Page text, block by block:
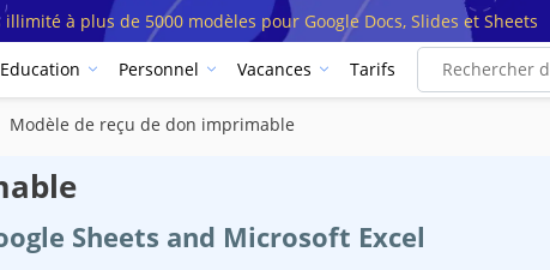
à plus de 5000 modèles pour Google Docs, Slides et Sheets
Education Personnel Vacances Tarifs
Modèle de reçu de don imprimable
Sheets and Microsoft Excel